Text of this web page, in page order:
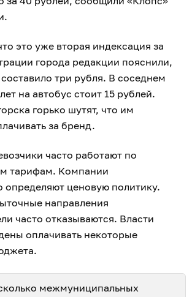
это уже вторая индексация за
города редакции пояснили,
три рубля. В соседнем
на автобус стоит 15 рублей.
горько шутят, что им
за бренд.
часто работают по
тарифам. Компании
определяют ценовую политику.
направления
часто отказываются. Власти
оплачивать некоторые
межмуниципальных